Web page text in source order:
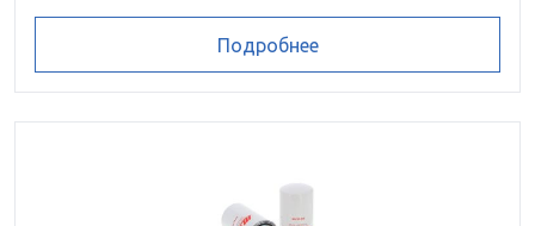
HEK8520203ASFG010LCB HEK8520203ASFG025
Подробнее